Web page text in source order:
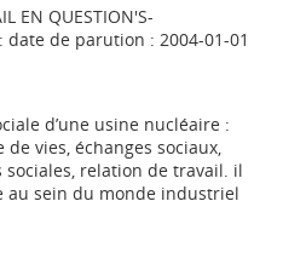
EN QUESTION'S-
de parution : 2004-01-01
d’une usine nucléaire :
vies, échanges sociaux,
relation de travail. il
au sein du monde industriel